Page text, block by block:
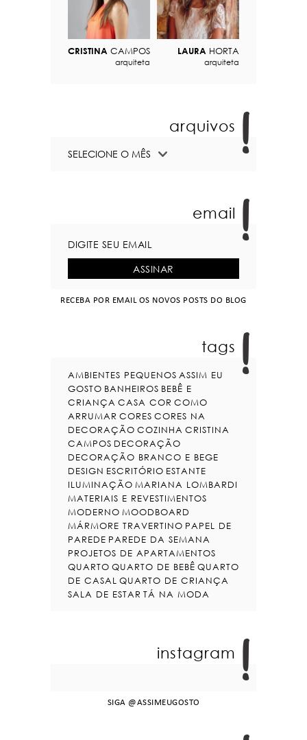
CRISTINA CAMPOS
arquiteta
LAURA HORTA
arquiteta
arquivos
email
RECEBA POR EMAIL OS NOVOS POSTS DO BLOG
tags
AMBIENTES PEQUENOS ASSIM EU
GOSTO BANHEIROS BEBÊ E
CRIANÇA CASA COR COMO
ARRUMAR CORES CORES NA
DECORAÇÃO COZINHA CRISTINA
CAMPOS DECORAÇÃO
DECORAÇÃO BRANCO E BEGE
DESIGN ESCRITÓRIO ESTANTE
ILUMINAÇÃO MARIANA LOMBARDI
MATERIAIS E REVESTIMENTOS
MODERNO MOODBOARD
MÁRMORE TRAVERTINO PAPEL DE
PAREDE PAREDE DA SEMANA
PROJETOS DE APARTAMENTOS
QUARTO QUARTO DE BEBÊ QUARTO
DE CASAL QUARTO DE CRIANÇA
SALA DE ESTAR TÁ NA MODA
instagram
SIGA @ASSIMEUGOSTO